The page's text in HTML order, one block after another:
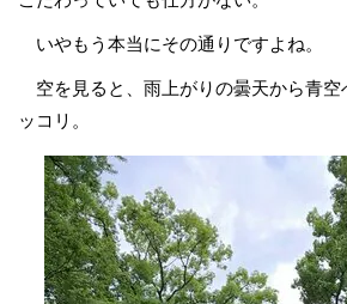
いやもう本当にその通りですよね。
空を見ると、雨上がりの曇天から青空
ッコリ。